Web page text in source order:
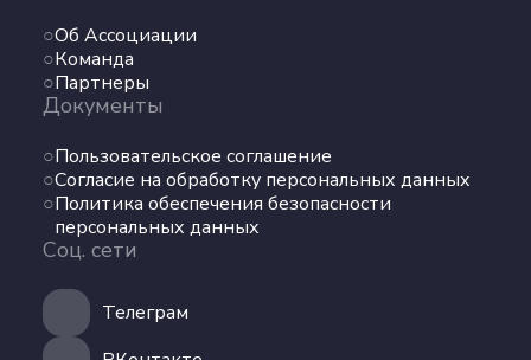
Об Ассоциации
Команда
Партнеры
Документы
Пользовательское соглашение
Согласие на обработку персональных данных
Политика обеспечения безопасности
персональных данных
Соц. сети
Телеграм
персональных данных
сети
ВКонтакте
Max